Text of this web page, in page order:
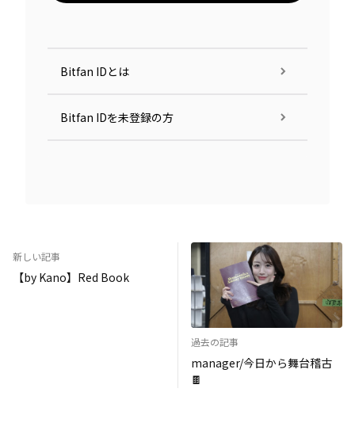
Bitfan IDとは
Bitfan IDを未登録の方
新しい記事
【by Kano】Red Book
過去の記事
manager/今日から舞台稽古
🍫